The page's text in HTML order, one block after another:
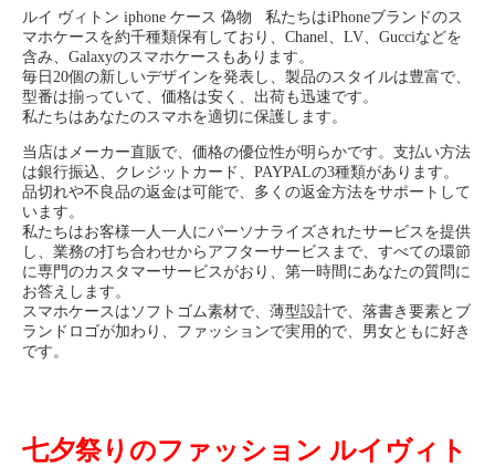
ルイ ヴィトン iphone ケース 偽物 私たちはiPhoneブランドのス
マホケースを約千種類保有しており、Chanel、LV、Gucciなどを
含み、Galaxyのスマホケースもあります。
毎日20個の新しいデザインを発表し、製品のスタイルは豊富で、
型番は揃っていて、価格は安く、出荷も迅速です。
私たちはあなたのスマホを適切に保護します。
当店はメーカー直販で、価格の優位性が明らかです。支払い方法
は銀行振込、クレジットカード、PAYPALの3種類があります。
品切れや不良品の返金は可能で、多くの返金方法をサポートして
います。
私たちはお客様一人一人にパーソナライズされたサービスを提供
し、業務の打ち合わせからアフターサービスまで、すべての環節
に専門のカスタマーサービスがおり、第一時間にあなたの質問に
お答えします。
スマホケースはソフトゴム素材で、薄型設計で、落書き要素とブ
ランドロゴが加わり、ファッションで実用的で、男女ともに好き
です。
七夕祭りのファッション ルイヴィト